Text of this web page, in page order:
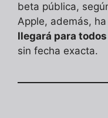
beta pública,
Apple, además,
llegará para
sin fecha exacta.